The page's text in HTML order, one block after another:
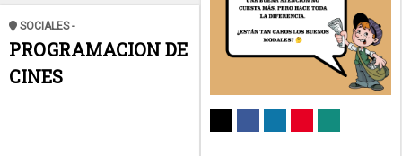
SOCIALES -
PROGRAMACION DE
CINES